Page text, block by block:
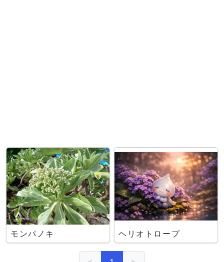
モンパノキ ヘリオトロープ